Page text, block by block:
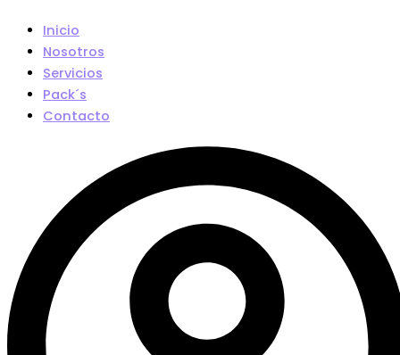
Inicio
Nosotros
Servicios
Pack´s
Contacto